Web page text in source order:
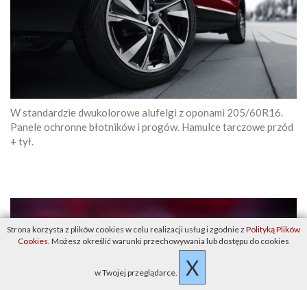
W standardzie dwukolorowe alufelgi z oponami 205/60R16.
Panele ochronne błotników i progów. Hamulce tarczowe przód
+ tył.
Strona korzysta z plików cookies w celu realizacji usług i zgodnie z Polityką Plików
Cookies. Możesz określić warunki przechowywania lub dostępu do cookies
w Twojej przeglądarce. X